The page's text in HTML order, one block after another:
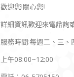
歡迎您!關心您!
詳細資訊歡迎來電諮詢
服務時間:每週二、三、
上午08:00~12:00